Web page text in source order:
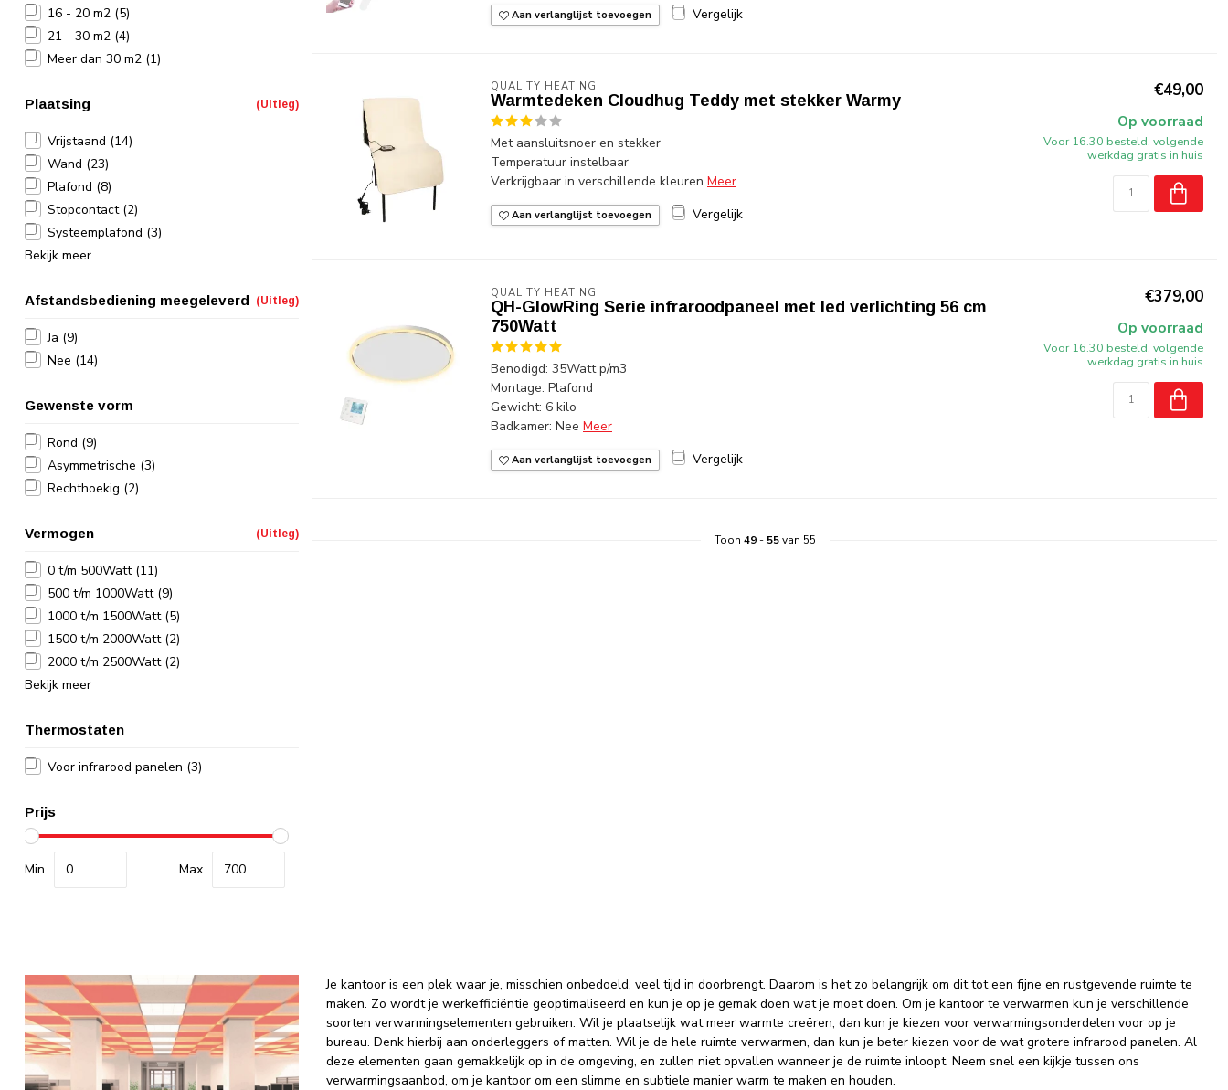
16 - 20 m2 (5)
21 - 30 m2 (4)
Meer dan 30 m2 (1)
Plaatsing (Uitleg)
Vrijstaand (14)
Wand (23)
Plafond (8)
Stopcontact (2)
Systeemplafond (3)
Bekijk meer
Afstandsbediening meegeleverd (Uitleg)
Ja (9)
Nee (14)
Gewenste vorm
Rond (9)
Asymmetrische (3)
Rechthoekig (2)
Vermogen (Uitleg)
0 t/m 500Watt (11)
500 t/m 1000Watt (9)
1000 t/m 1500Watt (5)
1500 t/m 2000Watt (2)
2000 t/m 2500Watt (2)
Bekijk meer
Thermostaten
Voor infrarood panelen (3)
Prijs
Min Max
Aan verlanglijst toevoegen Vergelijk
QUALITY HEATING
Warmtedeken Cloudhug Teddy met stekker Warmy
Met aansluitsnoer en stekker
Temperatuur instelbaar
Verkrijgbaar in verschillende kleuren Meer
Aan verlanglijst toevoegen Vergelijk
€49,00
Op voorraad
Voor 16.30 besteld, volgende
werkdag gratis in huis
QUALITY HEATING
QH-GlowRing Serie infraroodpaneel met led verlichting 56 cm
750Watt
Benodigd: 35Watt p/m3
Montage: Plafond
Gewicht: 6 kilo
Badkamer: Nee Meer
Aan verlanglijst toevoegen Vergelijk
€379,00
Op voorraad
Voor 16.30 besteld, volgende
werkdag gratis in huis
Toon 49- 55van 55
Je kantoor is een plek waar je, misschien onbedoeld, veel tijd in doorbrengt. Daarom is het zo belangrijk om dit tot een fijne en rustgevende ruimte te
maken. Zo wordt je werkefficiëntie geoptimaliseerd en kun je op je gemak doen wat je moet doen. Om je kantoor te verwarmen kun je verschillende
soorten verwarmingselementen gebruiken. Wil je plaatselijk wat meer warmte creëren, dan kun je kiezen voor verwarmingsonderdelen voor op je
bureau. Denk hierbij aan onderleggers of matten. Wil je de hele ruimte verwarmen, dan kun je beter kiezen voor de wat grotere infrarood panelen. Al
deze elementen gaan gemakkelijk op in de omgeving, en zullen niet opvallen wanneer je de ruimte inloopt. Neem snel een kijkje tussen ons
verwarmingsaanbod, om je kantoor om een slimme en subtiele manier warm te maken en houden.